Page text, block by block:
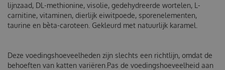
lijnzaad, DL-methionine, visolie, gedehydreerde wortelen, L-
carnitine, vitaminen, dierlijk eiwitpoede, sporenelementen,
taurine en bèta-caroteen. Gekleurd met natuurlijk karamel.
Deze voedingshoeveelheden zijn slechts een richtlijn, omdat de
behoeften van katten variëren.Pas de voedingshoeveelheid aan